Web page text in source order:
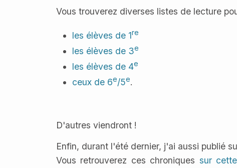
Vous trouverez diverses listes de lecture
les élèves de 1re
les élèves de 3e
les élèves de 4e
ceux de 6e/5e.
D'autres viendront !
Enfin, durant l'été dernier, j'ai aussi publié
Vous retrouverez ces chroniques sur